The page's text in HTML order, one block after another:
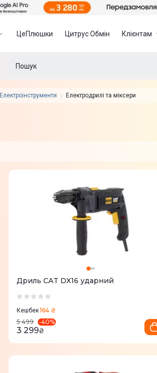
ЦеПлюшки Цитрус Обмін Клієнтам
Електроінструменти Електродрилі та міксери
Дриль CAT DX16 ударний
Кешбек164 ₴
5 499
-40%
3 299₴